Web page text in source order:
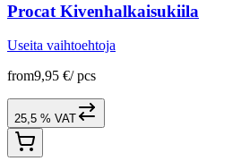
Procat Kivenhalkaisukiila
Useita vaihtoehtoja
from9,95 €/ pcs
25,5 % VAT